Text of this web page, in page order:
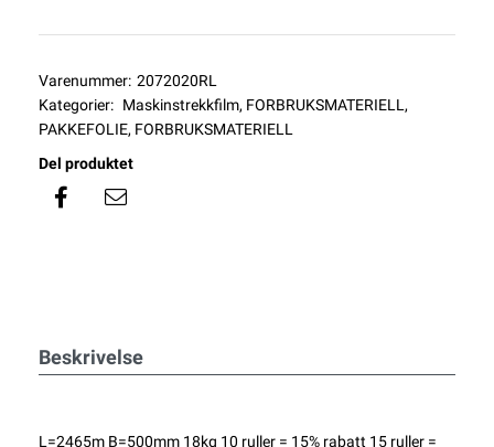
Varenummer: 2072020RL
Kategorier: Maskinstrekkfilm, FORBRUKSMATERIELL ,
PAKKEFOLIE, FORBRUKSMATERIELL
Del produktet
Beskrivelse
L=2465m B=500mm 18kg 10 ruller = 15% rabatt 15 ruller =